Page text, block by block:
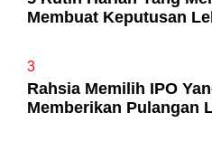
Membuat Keputusan
3
Rahsia Memilih IPO
Memberikan Pulangan